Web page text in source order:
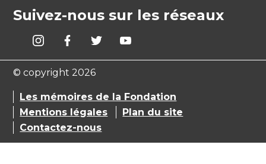
Suivez-nous sur les réseaux
© copyright 2026
Les mémoires de la Fondation
Mentions légales
Plan du site
Contactez-nous